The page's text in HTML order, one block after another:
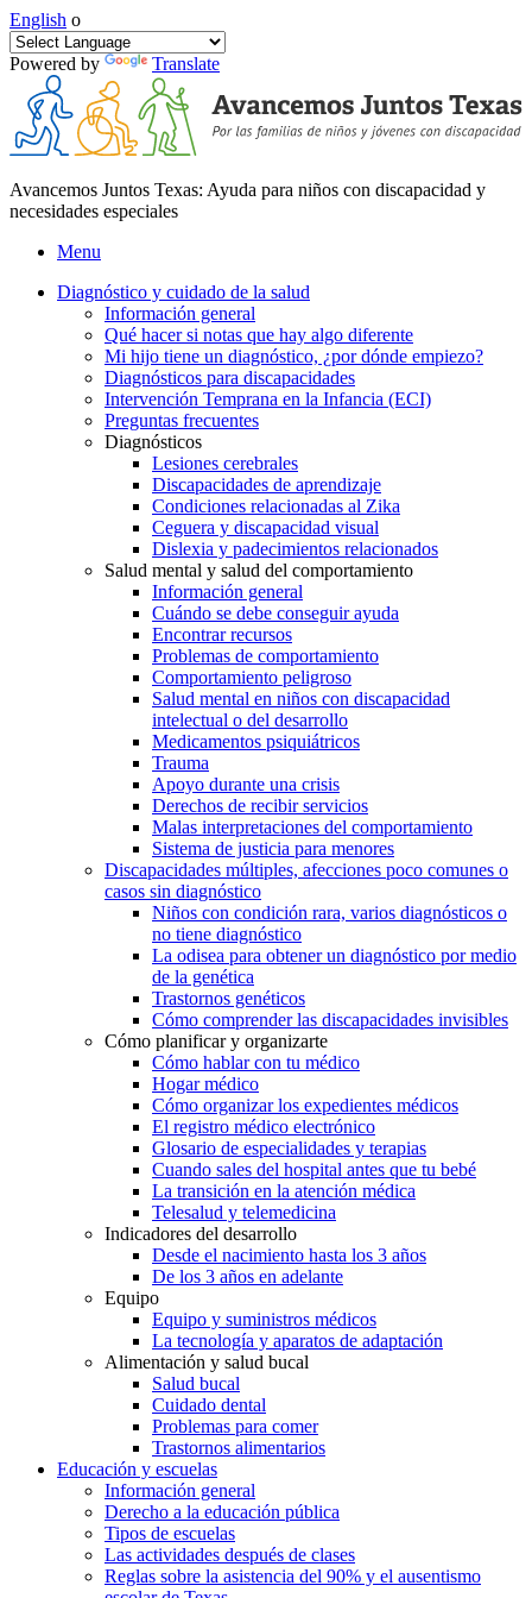
English o
Powered by Translate
Avancemos Juntos Texas: Ayuda para niños con discapacidad y
necesidades especiales
Menu
Diagnóstico y cuidado de la salud
Información general
Qué hacer si notas que hay algo diferente
Mi hijo tiene un diagnóstico, ¿por dónde empiezo?
Diagnósticos para discapacidades
Intervención Temprana en la Infancia (ECI)
Preguntas frecuentes
Diagnósticos
Lesiones cerebrales
Discapacidades de aprendizaje
Condiciones relacionadas al Zika
Ceguera y discapacidad visual
Dislexia y padecimientos relacionados
Salud mental y salud del comportamiento
Información general
Cuándo se debe conseguir ayuda
Encontrar recursos
Problemas de comportamiento
Comportamiento peligroso
Salud mental en niños con discapacidad
intelectual o del desarrollo
Medicamentos psiquiátricos
Trauma
Apoyo durante una crisis
Derechos de recibir servicios
Malas interpretaciones del comportamiento
Sistema de justicia para menores
Discapacidades múltiples, afecciones poco comunes o
casos sin diagnóstico
Niños con condición rara, varios diagnósticos o
no tiene diagnóstico
La odisea para obtener un diagnóstico por medio
de la genética
Trastornos genéticos
Cómo comprender las discapacidades invisibles
Cómo planificar y organizarte
Cómo hablar con tu médico
Hogar médico
Cómo organizar los expedientes médicos
El registro médico electrónico
Glosario de especialidades y terapias
Cuando sales del hospital antes que tu bebé
La transición en la atención médica
Telesalud y telemedicina
Indicadores del desarrollo
Desde el nacimiento hasta los 3 años
De los 3 años en adelante
Equipo
Equipo y suministros médicos
La tecnología y aparatos de adaptación
Alimentación y salud bucal
Salud bucal
Cuidado dental
Problemas para comer
Trastornos alimentarios
Educación y escuelas
Información general
Derecho a la educación pública
Tipos de escuelas
Las actividades después de clases
Reglas sobre la asistencia del 90% y el ausentismo